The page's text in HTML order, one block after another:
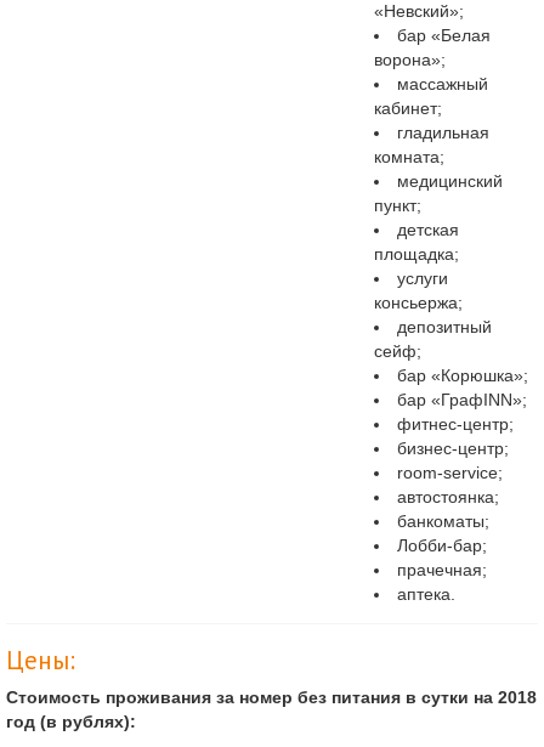
«Невский»;
бар «Белая
ворона»;
массажный
кабинет;
гладильная
комната;
медицинский
пункт;
детская
площадка;
услуги
консьержа;
депозитный
сейф;
бар «Корюшка»;
бар «ГрафINN»;
фитнес-центр;
бизнес-центр;
room-service;
автостоянка;
банкоматы;
Лобби-бар;
прачечная;
аптека.
Цены:
Стоимость проживания за номер без питания в сутки на 2018
год (в рублях):